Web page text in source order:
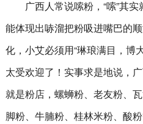
广西人常说嗦粉，“嗦”其实
能体现出哧溜把粉吸进嘴巴的
化，小艾必须用“琳琅满目，博
太受欢迎了！实事求是地说，
就是粉店，螺蛳粉、老友粉、
脚粉、牛腩粉、桂林米粉、酸